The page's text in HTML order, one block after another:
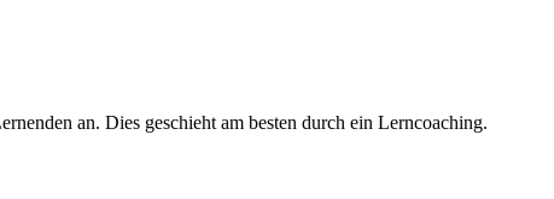
an. Dies geschieht am besten durch ein Lerncoaching.